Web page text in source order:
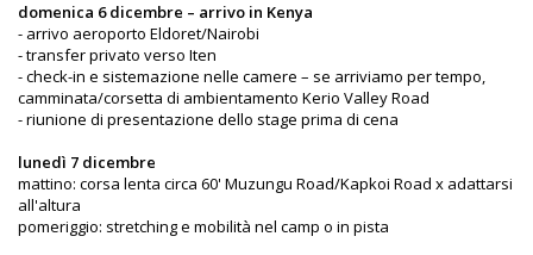
domenica 6 dicembre – arrivo in Kenya
- arrivo aeroporto Eldoret/Nairobi
- transfer privato verso Iten
- check-in e sistemazione nelle camere – se arriviamo per tempo,
camminata/corsetta di ambientamento Kerio Valley Road
- riunione di presentazione dello stage prima di cena
lunedì 7 dicembre
mattino: corsa lenta circa 60' Muzungu Road/Kapkoi Road x adattarsi
all'altura
pomeriggio: stretching e mobilità nel camp o in pista